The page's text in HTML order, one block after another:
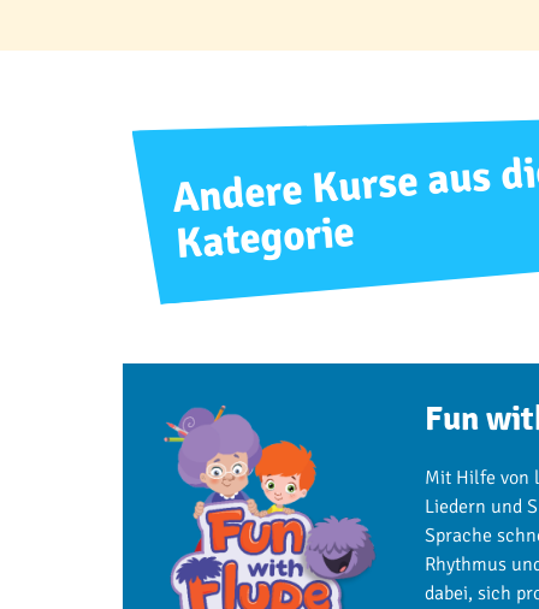
Andere Kurse aus
Kategorie
Fun
Mit Hilfe von
Liedern und
Sprache
Rhythmus
dabei, sich